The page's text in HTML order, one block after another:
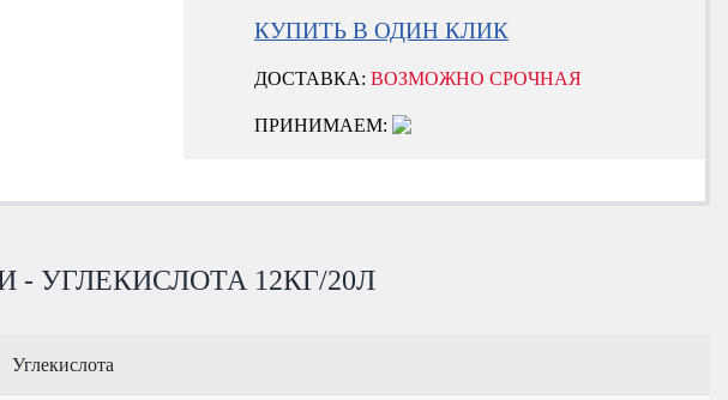
КУПИТЬ В ОДИН КЛИК
ДОСТАВКА:ВОЗМОЖНО СРОЧНАЯ
ПРИНИМАЕМ:
УГЛЕКИСЛОТА 12КГ/20Л
Углекислота